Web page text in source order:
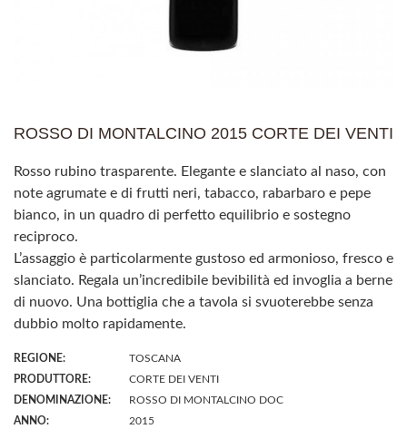
ROSSO DI MONTALCINO 2015 CORTE DEI VENTI
Rosso rubino trasparente. Elegante e slanciato al naso, con
note agrumate e di frutti neri, tabacco, rabarbaro e pepe
bianco, in un quadro di perfetto equilibrio e sostegno
reciproco.
L’assaggio è particolarmente gustoso ed armonioso, fresco e
slanciato. Regala un’incredibile bevibilità ed invoglia a berne
di nuovo. Una bottiglia che a tavola si svuoterebbe senza
dubbio molto rapidamente.
REGIONE:
TOSCANA
PRODUTTORE:
CORTE DEI VENTI
DENOMINAZIONE:
ROSSO DI MONTALCINO DOC
ANNO:
2015